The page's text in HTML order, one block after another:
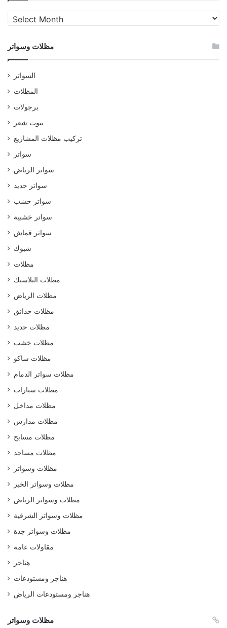
مظلات
وسواتر
مظلات وسواتر
السواتر
المظلات
برجولات
بيوت شعر
تركيب مظلات المشاريع
سواتر
سواتر الرياض
سواتر حديد
سواتر خشب
سواتر خشبية
سواتر قماش
شبوك
مظلات
مظلات البلاستك
مظلات الرياض
مظلات حدائق
مظلات حديد
مظلات خشب
مظلات ساكو
مظلات سواتر الدمام
مظلات سيارات
مظلات مداخل
مظلات مدارس
مظلات مسابح
مظلات مساجد
مظلات وسواتر
مظلات وسواتر الخبر
مظلات وسواتر الرياض
مظلات وسواتر الشرقية
مظلات وسواتر جدة
مقاولات عامة
هناجر
هناجر ومستودعات
هناجر ومستودعات الرياض
مظلات وسواتر